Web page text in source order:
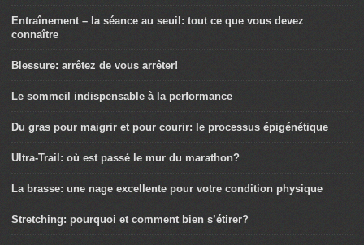
Entraînement – la séance au seuil: tout ce que vous devez
connaître
Blessure: arrêtez de vous arrêter!
Le sommeil indispensable à la performance
Du gras pour maigrir et pour courir: le processus épigénétique
Ultra-Trail: où est passé le mur du marathon?
La brasse: une nage excellente pour votre condition physique
Stretching: pourquoi et comment bien s’étirer?